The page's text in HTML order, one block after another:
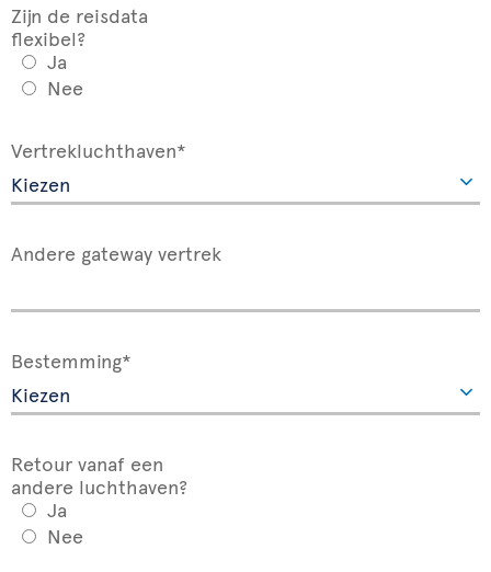
Zijn de reisdata
flexibel?
Ja
Nee
Vertrekluchthaven*
Andere gateway vertrek
Bestemming*
Retour vanaf een
andere luchthaven?
Ja
Nee